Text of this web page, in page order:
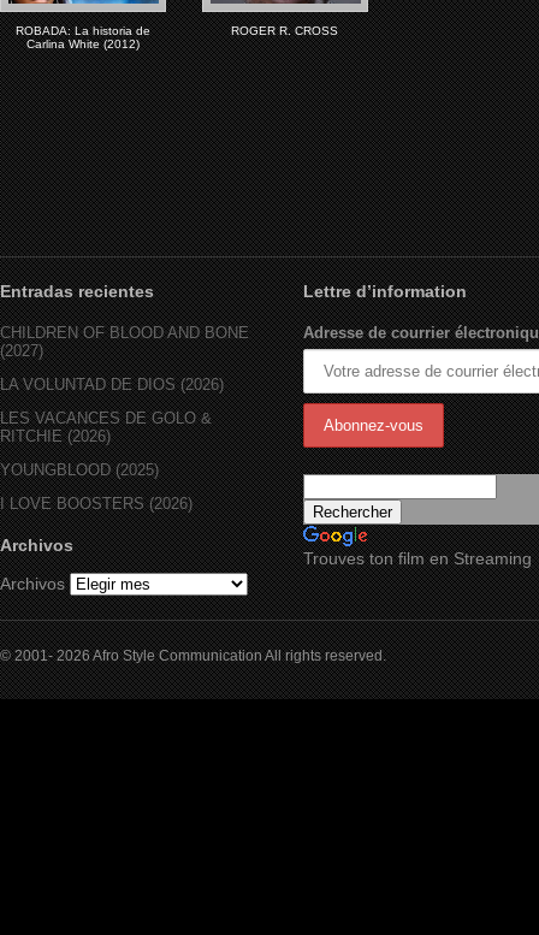
ROBADA: La historia de
Carlina White (2012)
ROGER R. CROSS
Entradas recientes
CHILDREN OF BLOOD AND BONE
(2027)
LA VOLUNTAD DE DIOS (2026)
LES VACANCES DE GOLO &
RITCHIE (2026)
YOUNGBLOOD (2025)
I LOVE BOOSTERS (2026)
Archivos
Archivos
Lettre d’information
Adresse de courrier
Trouves ton film en Streaming
© 2001- 2026 Afro Style Communication All rights reserved.